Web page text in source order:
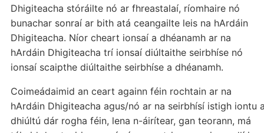
Dhigiteacha stóráilte nó ar fhreastalaí, ríomhaire nó
bunachar sonraí ar bith atá ceangailte leis na hArdáin
Dhigiteacha. Níor cheart ionsaí a dhéanamh ar na
hArdáin Dhigiteacha trí ionsaí diúltaithe seirbhíse nó
ionsaí scaipthe diúltaithe seirbhíse a dhéanamh.
Coimeádaimid an ceart againn féin rochtain ar na
hArdáin Dhigiteacha agus/nó ar na seirbhísí istigh iontu
dhiúltú dár rogha féin, lena n-áirítear, gan teorann, má